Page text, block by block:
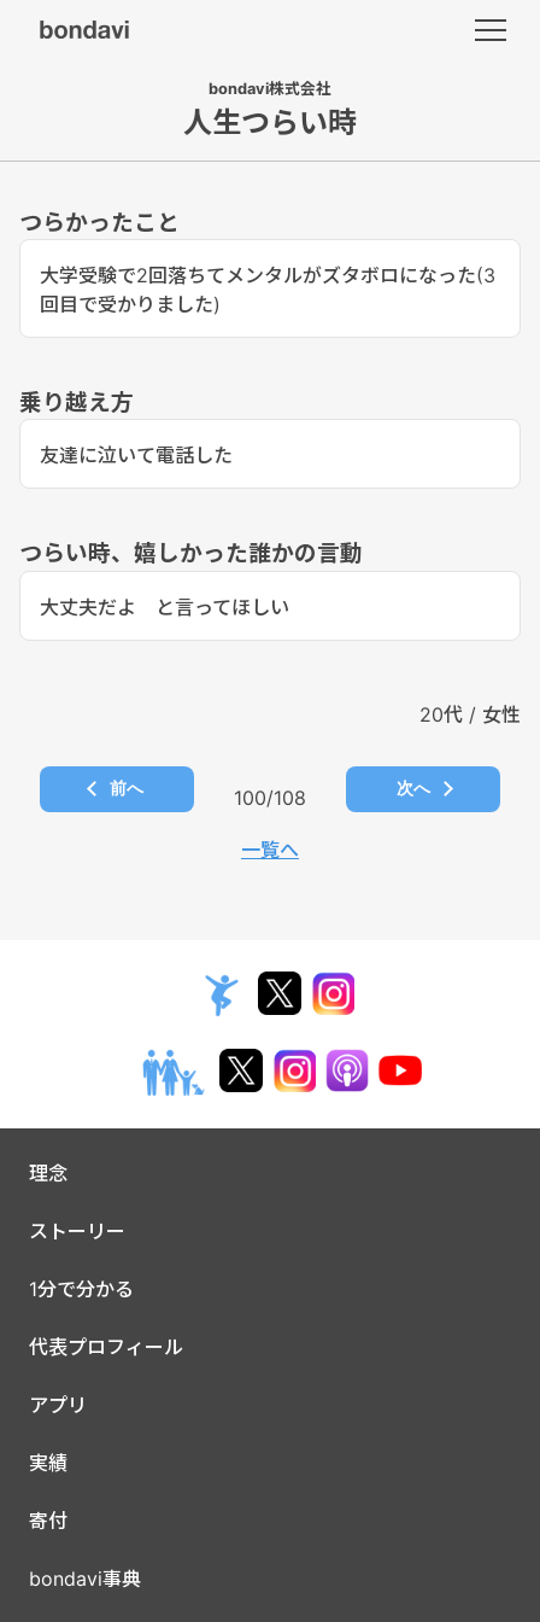
bondavi株式会社
人生つらい時
つらかったこと
大学受験で2回落ちてメンタルがズタボロになった(3
回目で受かりました)
乗り越え方
友達に泣いて電話した
つらい時、嬉しかった誰かの言動
大丈夫だよ と言ってほしい
20代 / 女性
前へ 100/108
一覧へ
次へ
理念
ストーリー
1分で分かる
代表プロフィール
アプリ
実績
寄付
bondavi事典